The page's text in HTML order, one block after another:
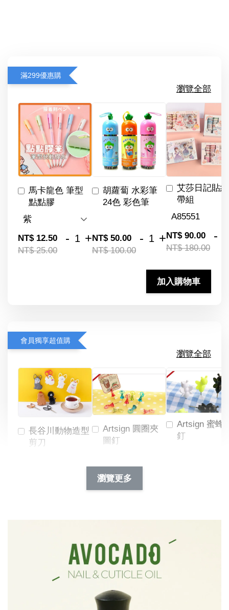
滿299優惠購
瀏覽全部
馬卡龍色 筆型
點點膠
NT$ 12.50
NT$ 25.00
- +
胡蘿蔔 水彩筆
24色 彩色筆
NT$ 50.00
NT$ 100.00
- +
艾莎日記貼
帶組
NT$ 90.00
NT$ 180.00
-
加入購物車
會員獨享超值購
瀏覽全部
長谷川動物造型
剪刀
Artsign 圓圈夾
圖釘
NT$ 19.00
NT$ 66.00
Artsign 蜜蜂
釘
加入購物車
瀏覽更多